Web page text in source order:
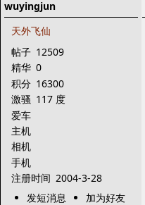
wuyingjun
天外飞仙
帖子 12509
精华 0
积分 16300
激骚 117 度
爱车
主机
相机
手机
注册时间 2004-3-28
发短消息
加为好友